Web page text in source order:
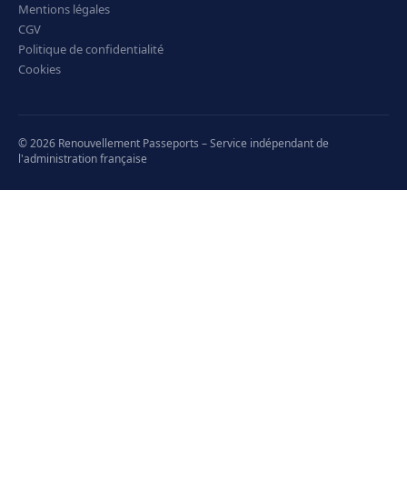
Mentions légales
CGV
Politique de confidentialité
Cookies
© 2026 Renouvellement Passeports – Service indépendant de
l'administration française